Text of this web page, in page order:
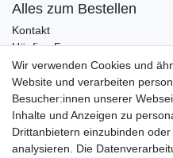
Alles zum Bestellen
Kontakt
Häufige Fragen
Zahlungsmöglichkeiten
Versandbedingungen
Widerrufsrecht
Vertrag widerrufen
Wir verwenden Cookies und
Website und verarbeiten
Besucher:innen unserer
Inhalte und Anzeigen zu
Drittanbietern einzubinden
analysieren. Die